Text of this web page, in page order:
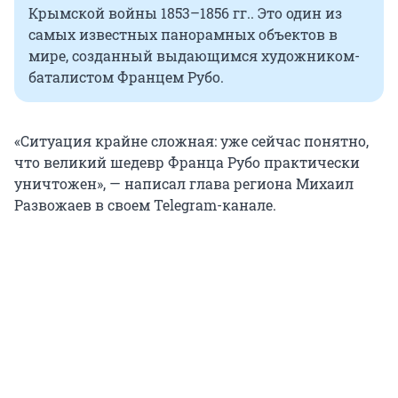
Крымской войны 1853–1856 гг.. Это один из
самых известных панорамных объектов в
мире, созданный выдающимся художником-
баталистом Францем Рубо.
«Ситуация крайне сложная: уже сейчас понятно,
что великий шедевр Франца Рубо практически
уничтожен», — написал глава региона Михаил
Развожаев в своем Telegram-канале.